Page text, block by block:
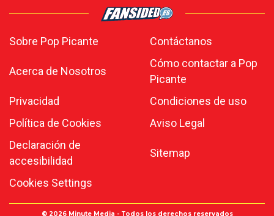
Sobre Pop Picante Contáctanos
Acerca de Nosotros
Cómo contactar a Pop
Picante
Privacidad
Condiciones de uso
Política de Cookies
Aviso Legal
Declaración de
accesibilidad
Sitemap
Cookies Settings
© 2026 Minute Media - Todos los derechos reservados